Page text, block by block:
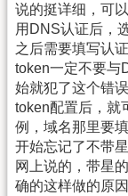
说的挺详细，可
用DNS认证后，
之后需要填写认
token一定不要与
始就犯了这个错
token配置后，就
例，域名那里要填
开始忘记了不带
网上说的，带星
确的这样做的原